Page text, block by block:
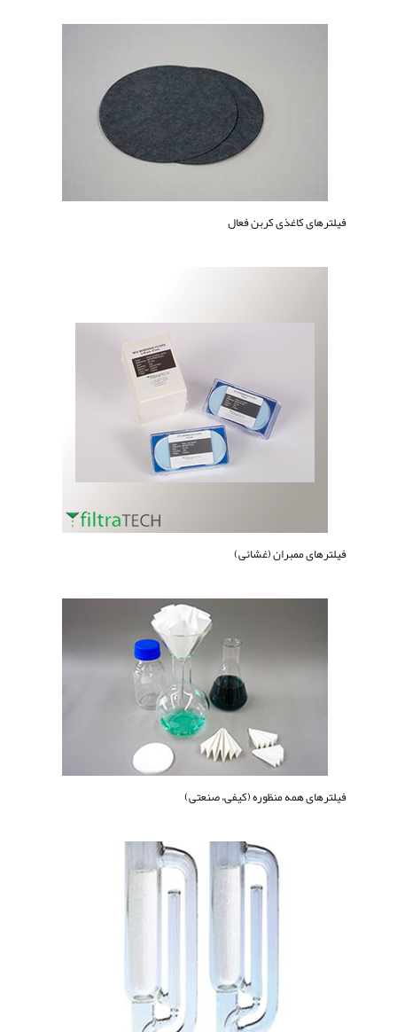
فیلترهای کاغذی کربن فعال
فیلترهای ممبران (غشائی)
فیلترهای همه منظوره (کیفی، صنعتی)